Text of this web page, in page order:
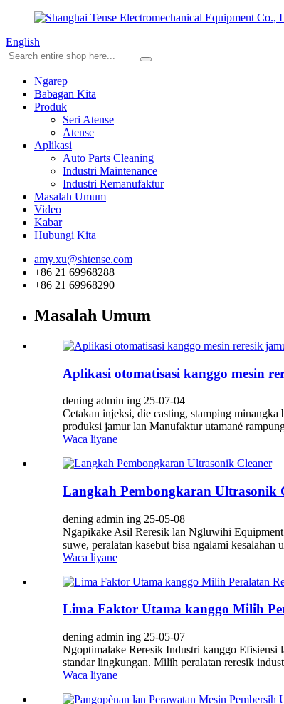
English
Ngarep
Babagan Kita
Produk
Seri Atense
Atense
Aplikasi
Auto Parts Cleaning
Industri Maintenance
Industri Remanufaktur
Masalah Umum
Video
Kabar
Hubungi Kita
amy.xu@shtense.com
+86 21 69968288
+86 21 69968290
Masalah Umum
Aplikasi otomatisasi kanggo mesin
dening admin ing 25-07-04
Cetakan injeksi, die casting, stamping
produksi jamur lan Manufaktur utamané
Waca liyane
Langkah Pembongkaran Ultrasonik
dening admin ing 25-05-08
Ngapikake Asil Reresik lan Ngluwihi
suwe, peralatan kasebut bisa ngalami kesalahan
Waca liyane
Lima Faktor Utama kanggo Milih
dening admin ing 25-05-07
Ngoptimalake Reresik Industri kanggo Efisiensi
standar lingkungan. Milih peralatan reresik
Waca liyane